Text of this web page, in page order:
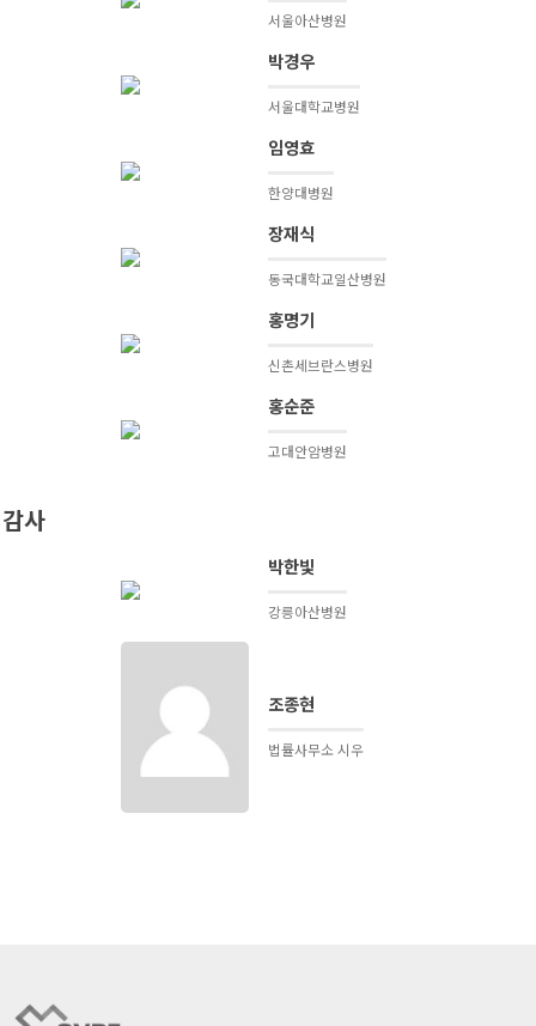
서울아산병원
박경우
서울대학교병원
임영효
한양대병원
장재식
동국대학교일산병원
홍명기
신촌세브란스병원
홍순준
고대안암병원
감사
박한빛
강릉아산병원
조종현
법률사무소 시우